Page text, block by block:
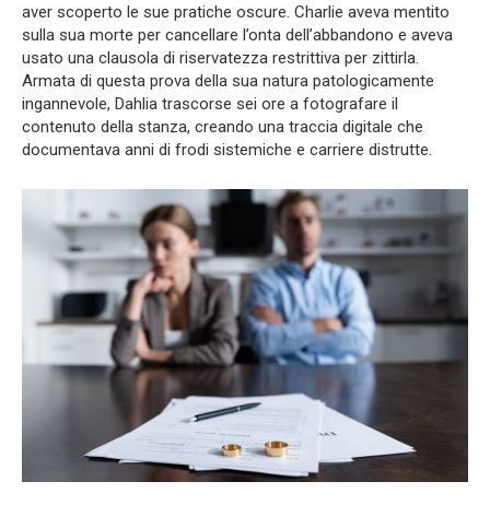
aver scoperto le sue pratiche oscure. Charlie aveva mentito
sulla sua morte per cancellare l’onta dell’abbandono e aveva
usato una clausola di riservatezza restrittiva per zittirla.
Armata di questa prova della sua natura patologicamente
ingannevole, Dahlia trascorse sei ore a fotografare il
contenuto della stanza, creando una traccia digitale che
documentava anni di frodi sistemiche e carriere distrutte.